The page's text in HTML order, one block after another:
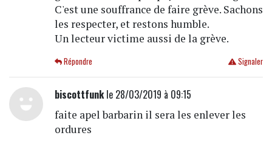
C'est une souffrance de faire grève. Sachons
les respecter, et restons humble.
Un lecteur victime aussi de la grève.
Signaler
Répondre
biscottfunkle 28/03/2019 à 09:15
faite apel barbarin il sera les enlever les
ordures